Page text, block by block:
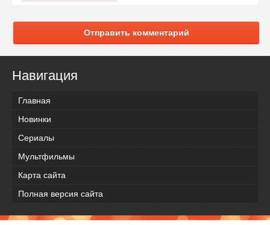
Отправить комментарий
Навигация
Главная
Новинки
Сериалы
Мультфильмы
Карта сайта
Полная версия сайта